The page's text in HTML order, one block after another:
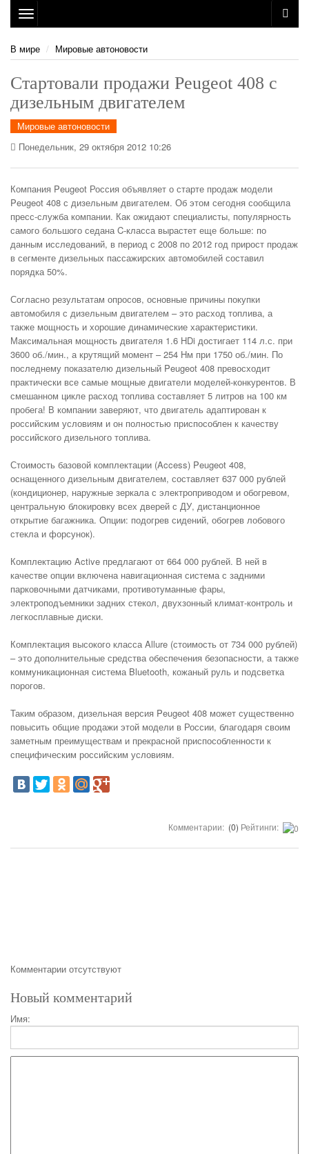
Toggle
navigation
В мире
Мировые автоновости
Стартовали продажи Peugeot 408 с
дизельным двигателем
Мировые автоновости
Понедельник, 29 октября 2012 10:26
Компания Peugeot Россия объявляет о старте продаж модели
Peugeot 408 с дизельным двигателем. Об этом сегодня сообщила
пресс-служба компании. Как ожидают специалисты, популярность
самого большого седана C-класса вырастет еще больше: по
данным исследований, в период с 2008 по 2012 год прирост продаж
в сегменте дизельных пассажирских автомобилей составил
порядка 50%.
Согласно результатам опросов, основные причины покупки
автомобиля с дизельным двигателем – это расход топлива, а
также мощность и хорошие динамические характеристики.
Максимальная мощность двигателя 1.6 HDi достигает 114 л.с. при
3600 об./мин., а крутящий момент – 254 Hм при 1750 об./мин. По
последнему показателю дизельный Peugeot 408 превосходит
практически все самые мощные двигатели моделей-конкурентов. В
смешанном цикле расход топлива составляет 5 литров на 100 км
пробега! В компании заверяют, что двигатель адаптирован к
российским условиям и он полностью приспособлен к качеству
российского дизельного топлива.
Стоимость базовой комплектации (Access) Peugeot 408,
оснащенного дизельным двигателем, составляет 637 000 рублей
(кондиционер, наружные зеркала с электроприводом и обогревом,
центральную блокировку всех дверей с ДУ, дистанционное
открытие багажника. Опции: подогрев сидений, обогрев лобового
стекла и форсунок).
Комплектацию Active предлагают от 664 000 рублей. В ней в
качестве опции включена навигационная система с задними
парковочными датчиками, противотуманные фары,
электроподъемники задних стекол, двухзонный климат-контроль и
легкосплавные диски.
Комплектация высокого класса Allure (стоимость от 734 000 рублей)
– это дополнительные средства обеспечения безопасности, а также
коммуникационная система Bluetooth, кожаный руль и подсветка
порогов.
Таким образом, дизельная версия Peugeot 408 может существенно
повысить общие продажи этой модели в России, благодаря своим
заметным преимуществам и прекрасной приспособленности к
специфическим российским условиям.
Комментарии: (0) Рейтинги:
Комментарии отсутствуют
Новый комментарий
Имя: